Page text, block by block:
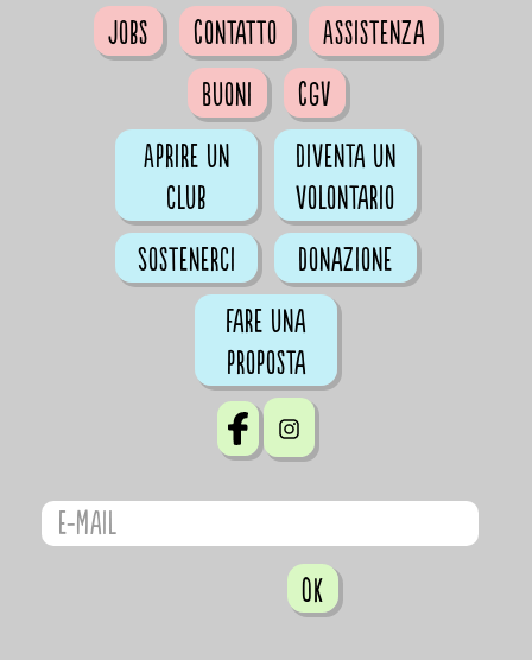
Jobs
Contatto
Assistenza
Buoni
CGV
Aprire un
club
Diventa un
volontario
Sostenerci
Donazione
Fare una
proposta
OK